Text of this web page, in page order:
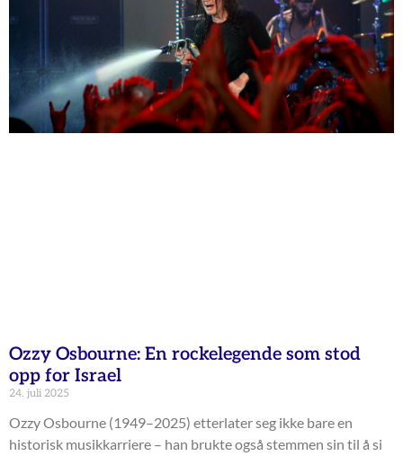
Ozzy Osbourne: En rockelegende som stod
opp for Israel
24. juli 2025
Ozzy Osbourne (1949–2025) etterlater seg ikke bare en
historisk musikkarriere – han brukte også stemmen sin til å si